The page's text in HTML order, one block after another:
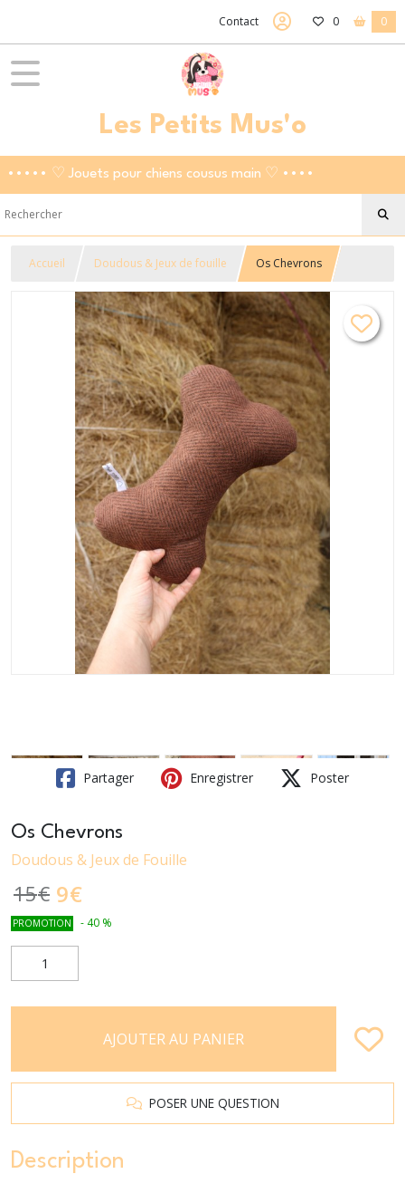
Contact 0 0
Les Petits Mus'o
••••• ♡ Jouets pour chiens cousus main ♡ ••••
Accueil Doudous & Jeux de fouille Os Chevrons
Partager Enregistrer Poster
Os Chevrons
Doudous & Jeux de Fouille
15€ 9€
PROMOTION - 40 %
AJOUTER AU PANIER
POSER UNE QUESTION
Description